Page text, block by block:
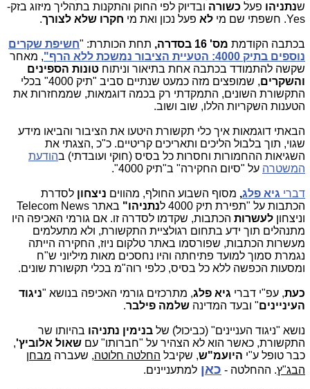
שנתניהו פעל כשורה ובדיוק לפי החוק והתקנות בתהליך מיזוג בזק-
Yes. חשפתי שם מי
לא פעל נכון ואת מי חקרו שלא לצורך.
בכתבה הקודמת מס' 16 בסדרה, תחת הכותרת: "חשיפת שקרים
נוספים בתיק 4000: הטעיית הציבור נמשכת ללא הרף"
, מאחר
שקשה להתמודד בכתבה אחת בתיאור וניתוח טונות הספינים
והשקרים
, שמופצים מזה כמעט שנתיים סביב "תיק 4000" בכלי
התקשורת השונים, התמקדתי רק בכמה דוגמאות, שממחזרות את
הטענות השקריות הללו, שוב ושוב.
הבאתי דוגמאות איך כלי תקשורת היטעו את הציבור והביאו מידע
שגוי, תוך בלבול הליכים ותאריכים קריטיים. כ"כ ,הצגתי את
השגיאות ההחמורות וחסרות כל בסיס (חוקי ועובדתי) בהודעת
המשטרה על "סיום החקירה" ב"תיק 4000".
דברי גיא פלג, מסוף השבוע החולף, מהווים ניצחון לסדרת
הכתבות על "תפירת תיק 4000 ל
נתניהו"
באתר Telecom News
וניצחון לעשרות הכתבות, שקדמו לסדרה זו. אם גורמי האכיפה היו
מתנהלים תוך ידע בתחום רגולציית התקשורת, ולא מתעלמים
מעשרות הכתבות, שפורסמו באתר טלקום ניוז, החקירה הייתה
נגמרת סמוך למועד פתיחתה והיו נחסכים מאות מיליוני ש"ח
ומסעות הכפשה ללא כל בסיס, כלפי רוה"מ בכלי תקשורת שונים.
כעת, עפ"י דברי גיא פלג, מתרכזים גורמי האכיפה בנושא "ניגוד
העיניינים" ובעד המדינה שלמה פילבר.
נושא "ניגוד העניינים" (כביכול) של בנימין נתניהו בהיותו שר
התקשורת, כאשר הוא לא הצהיר על "חברותו" עם שאול אלוביץ',
כבר טופל ע"י היועמ"ש, שקיבל החלטה חלוטה, שעברה מבחן
הבג"ץ. ההחלטה - כאן למתעניינים.